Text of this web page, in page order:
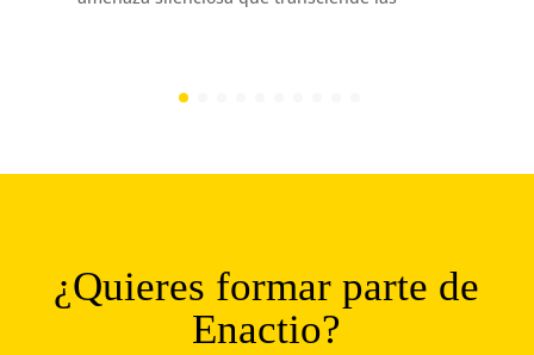
¿Quieres formar parte de
Enactio?